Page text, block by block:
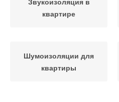
квартире
Шумоизоляции для
квартиры